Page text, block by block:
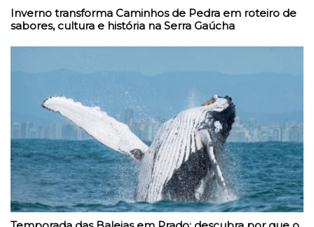
Inverno transforma Caminhos de Pedra em roteiro de
sabores, cultura e história na Serra Gaúcha